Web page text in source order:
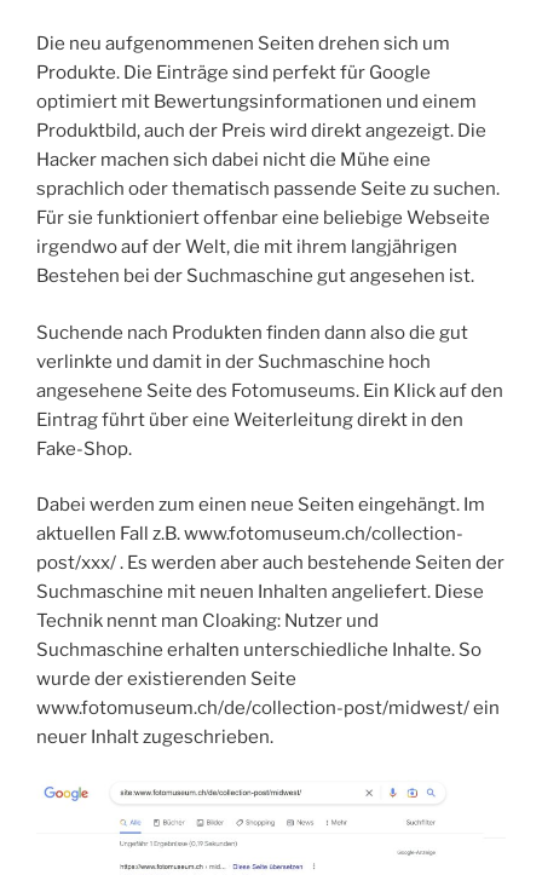
Die neu aufgenommenen Seiten drehen sich um
Produkte. Die Einträge sind perfekt für Google
optimiert mit Bewertungsinformationen und einem
Produktbild, auch der Preis wird direkt angezeigt. Die
Hacker machen sich dabei nicht die Mühe eine
sprachlich oder thematisch passende Seite zu suchen.
Für sie funktioniert offenbar eine beliebige Webseite
irgendwo auf der Welt, die mit ihrem langjährigen
Bestehen bei der Suchmaschine gut angesehen ist.
Suchende nach Produkten finden dann also die gut
verlinkte und damit in der Suchmaschine hoch
angesehene Seite des Fotomuseums. Ein Klick auf den
Eintrag führt über eine Weiterleitung direkt in den
Fake-Shop.
Dabei werden zum einen neue Seiten eingehängt. Im
aktuellen Fall z.B. www.fotomuseum.ch/collection-
post/xxx/ . Es werden aber auch bestehende Seiten der
Suchmaschine mit neuen Inhalten angeliefert. Diese
Technik nennt man Cloaking: Nutzer und
Suchmaschine erhalten unterschiedliche Inhalte. So
wurde der existierenden Seite
www.fotomuseum.ch/de/collection-post/midwest/ ein
neuer Inhalt zugeschrieben.